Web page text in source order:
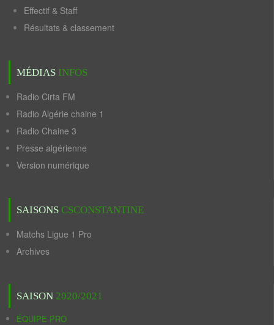
Effectif & Staff
Résultats & classement
MÉDIAS INFOS
Radio Cirta FM
Radio Algérie chaine 1
Radio Chaine 3
Presse algérienne
Version numérique
SAISONS CSCONSTANTINE
Matchs Ligue 1 Pro
Archives
SAISON 2020/2021
ÉQUIPE PRO